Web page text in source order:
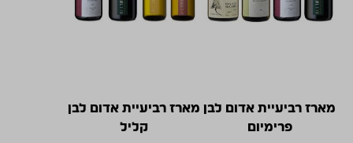
מארז רביעיית אדום לבן
פרימיום
מארז רביעיית אדום לבן
קליל